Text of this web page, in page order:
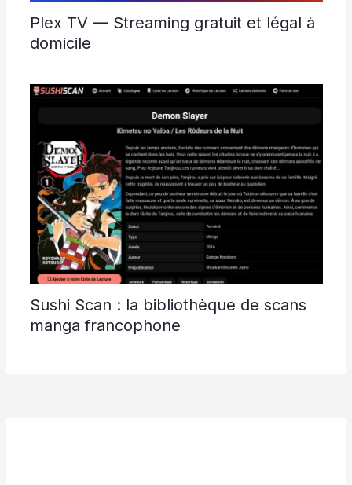
Plex TV — Streaming gratuit et légal à
domicile
Sushi Scan : la bibliothèque de scans
manga francophone